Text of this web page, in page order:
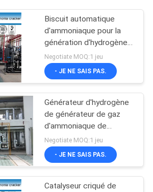
Biscuit automatique
d'ammoniaque pour la
génération d'hydrogène,
capacité 5-1000Nm3/H
Negotiate MOQ:1 jeu
- JE NE SAIS PAS.
Générateur d'hydrogène
de générateur de gaz
d'ammoniaque de
métallurgie/traitement
thermique
Negotiate MOQ:1 jeu
- JE NE SAIS PAS.
Catalyseur criqué de